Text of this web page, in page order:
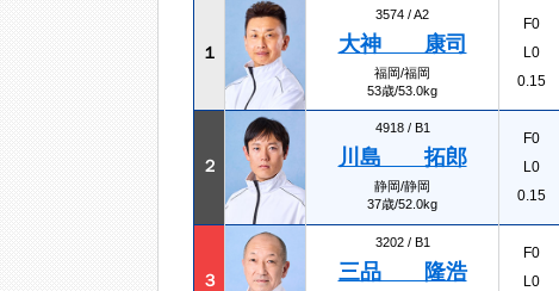
１
3574 /A2
大神 康司
福岡/福岡
53歳/53.0kg
F0
L0
0.15
２
4918 / B1
川島 拓郎
静岡/静岡
37歳/52.0kg
F0
L0
0.15
３
3202 / B1
三品 隆浩
F0
L0